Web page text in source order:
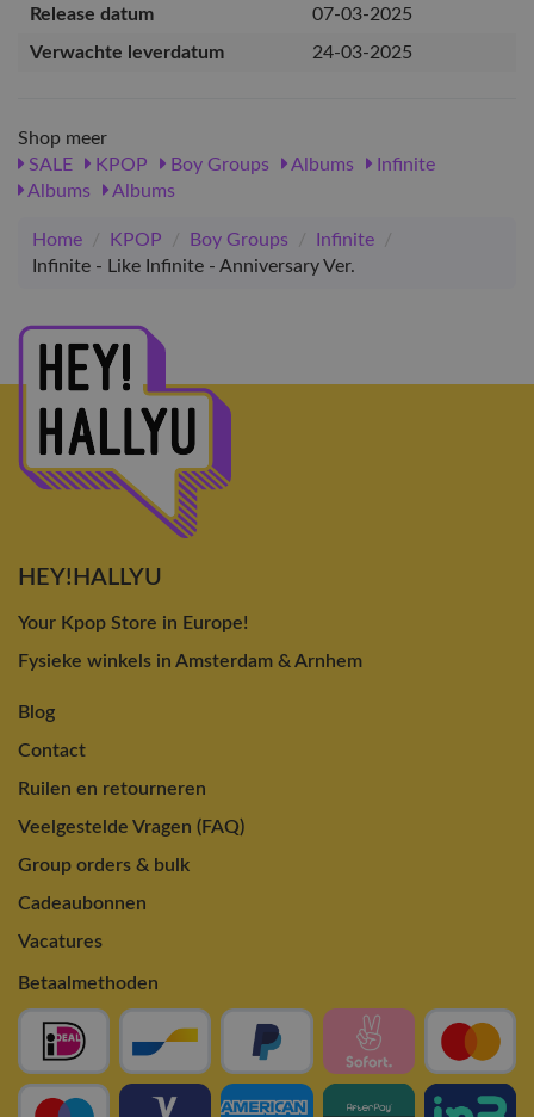
Release datum
07-03-2025
Verwachte leverdatum
24-03-2025
Shop meer
SALE
KPOP Boy Groups Albums
Infinite
Albums
Albums
Home / KPOP / Boy Groups / Infinite
/
Infinite - Like Infinite - Anniversary Ver.
HEY!HALLYU
Your Kpop Store in Europe!
Fysieke winkels in Amsterdam & Arnhem
Blog
Contact
Ruilen en retourneren
Veelgestelde Vragen (FAQ)
Group orders & bulk
Cadeaubonnen
Vacatures
Betaalmethoden